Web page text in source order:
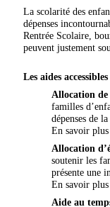
La scolarité des
dépenses
Rentrée Scolaire,
peuvent justement
Les aides
Allocation de
familles
dépenses de
En savoir
Allocation
soutenir les
présente une
En savoir
Aide au